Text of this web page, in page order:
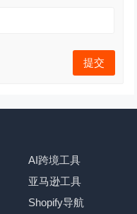
AI跨境工具
亚马逊工具
Shopify导航